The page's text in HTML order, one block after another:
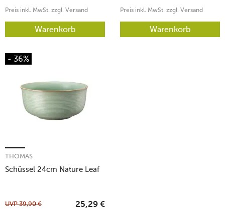
Preis inkl. MwSt. zzgl. Versand
Warenkorb
Preis inkl. MwSt. zzgl. Versand
Warenkorb
- 36%
Schüssel 24cm Nature Leaf
THOMAS
UVP39,90 € 25,29 €